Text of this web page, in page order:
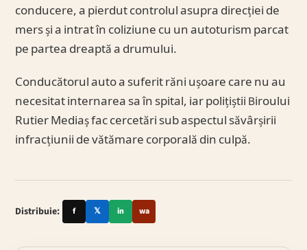
conducere, a pierdut controlul asupra direcției de
mers și a intrat în coliziune cu un autoturism parcat
pe partea dreaptă a drumului.
Conducătorul auto a suferit răni ușoare care nu au
necesitat internarea sa în spital, iar polițiștii Biroului
Rutier Mediaș fac cercetări sub aspectul săvârșirii
infracțiunii de vătămare corporală din culpă.
Distribuie: f 𝕏 in wa